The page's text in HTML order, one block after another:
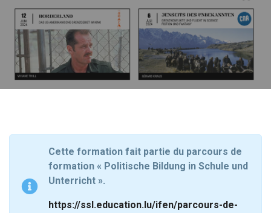
Cette formation fait partie du parcours de
formation « Politische Bildung in Schule und
Unterricht ».
https://ssl.education.lu/ifen/parcours-de-